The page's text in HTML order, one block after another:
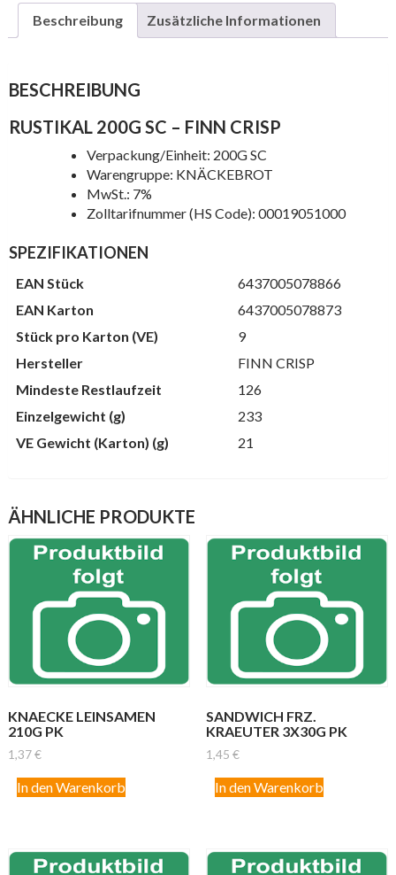
Beschreibung Zusätzliche Informationen
BESCHREIBUNG
RUSTIKAL 200G SC – FINN CRISP
Verpackung/Einheit: 200G SC
Warengruppe: KNÄCKEBROT
MwSt.: 7%
Zolltarifnummer (HS Code): 00019051000
SPEZIFIKATIONEN
EAN Stück
6437005078866
EAN Karton
6437005078873
Stück pro Karton (VE)
9
Hersteller
FINN CRISP
Mindeste Restlaufzeit
126
Einzelgewicht (g)
233
VE Gewicht (Karton) (g)
21
ÄHNLICHE PRODUKTE
KNAECKE LEINSAMEN
210G PK
1,37€
In den Warenkorb
SANDWICH FRZ.
KRAEUTER 3X30G PK
1,45 €
In den Warenkorb